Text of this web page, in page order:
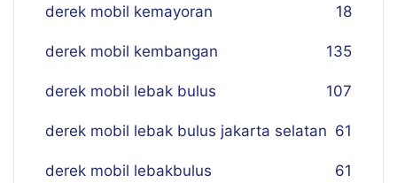
derek mobil kemayoran 18
derek mobil kembangan 135
derek mobil lebak bulus 107
derek mobil lebak bulus jakarta selatan 61
derek mobil lebakbulus 61